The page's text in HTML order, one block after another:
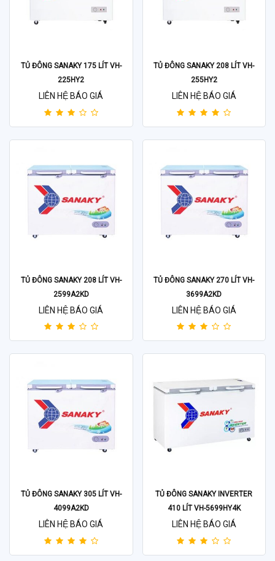
TỦ ĐÔNG SANAKY 175 LÍT VH-
225HY2
LIÊN HỆ BÁO GIÁ
TỦ ĐÔNG SANAKY 208 LÍT VH-
255HY2
LIÊN HỆ BÁO GIÁ
TỦ ĐÔNG SANAKY 208 LÍT VH-
2599A2KD
LIÊN HỆ BÁO GIÁ
TỦ ĐÔNG SANAKY 270 LÍT VH-
3699A2KD
LIÊN HỆ BÁO GIÁ
TỦ ĐÔNG SANAKY 305 LÍT VH-
4099A2KD
LIÊN HỆ BÁO GIÁ
TỦ ĐÔNG SANAKY INVERTER
410 LÍT VH-5699HY4K
LIÊN HỆ BÁO GIÁ